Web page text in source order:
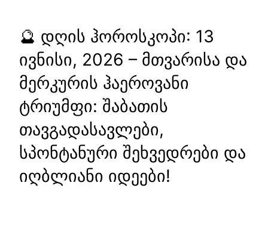
🔮 დღის ჰოროსკოპი: 13
ივნისი, 2026 – მთვარისა და
მერკურის ჰაეროვანი
ტრიუმფი: შაბათის
თავგადასავლები,
სპონტანური შეხვედრები და
იღბლიანი იდეები!